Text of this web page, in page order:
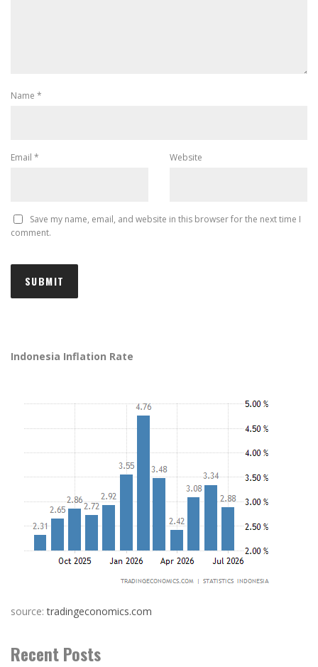
Name *
Email * Website
Save my name, email, and website in this browser for the next time I
comment.
Indonesia Inflation Rate
source:tradingeconomics.com
Recent Posts